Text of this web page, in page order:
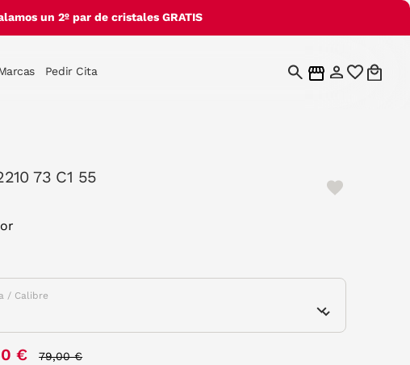
un 2º par de cristales GRATIS
Pedir Cita
73 C1 55
/ Calibre
€ 79,00 €